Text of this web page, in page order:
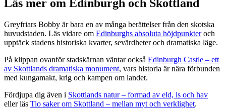
Läs mer om Edinburgh och Skottland
Greyfriars Bobby är bara en av många berättelser från den skotska
huvudstaden. Läs vidare om Edinburghs absoluta höjdpunkteroch
upptäck stadens historiska kvarter, sevärdheter och dramatiska läge.
På klippan ovanför stadskärnan väntar också Edinburgh Castle – ett
av Skottlands dramatiska monument, vars historia är nära förbunden
med kungamakt, krig och kampen om landet.
Fördjupa dig även i Skottlands natur – formad av eld, is och hav
eller läs Tio saker om Skottland – mellan myt och verklighet.